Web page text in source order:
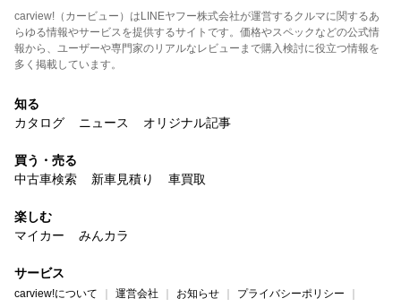
carview!（カービュー）はLINEヤフー株式会社が運営するクルマに関するあ
らゆる情報やサービスを提供するサイトです。価格やスペックなどの公式情
報から、ユーザーや専門家のリアルなレビューまで購入検討に役立つ情報を
多く掲載しています。
知る
カタログ
ニュース オリジナル記事
買う・売る
中古車検索
新車見積り 車買取
楽しむ
マイカー
みんカラ
サービス
carview!について 運営会社 お知らせ プライバシーポリシー